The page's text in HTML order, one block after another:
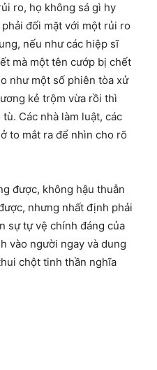
ro, họ không sá gì hy
đối mặt với một rủi ro
nếu như các hiệp sĩ
mà một tên cướp bị chết
như một số phiên tòa xử
kẻ trộm vừa rồi thì
Các nhà làm luật, các
to mắt ra để nhìn cho rõ
được, không hậu thuẫn
nhưng nhất định phải
sự tự vệ chính đáng của
vào người ngay và dung
chột tinh thần nghĩa